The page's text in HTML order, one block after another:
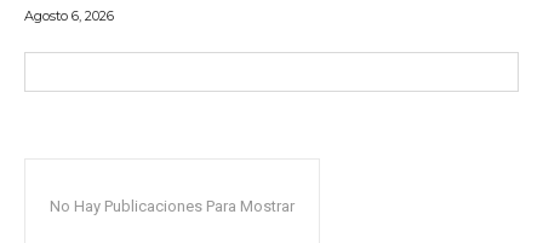
Agosto 6, 2026
No Hay Publicaciones Para Mostrar